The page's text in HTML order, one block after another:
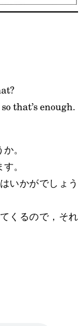
that’s enough.
。
。
いかがでしょう
くるので，それ